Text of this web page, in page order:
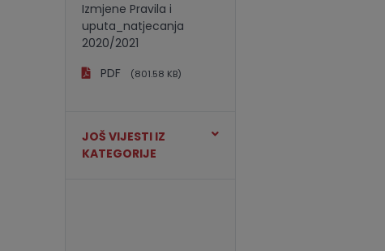
Izmjene Pravila i
uputa_natjecanja
2020/2021
PDF
(801.58 KB)
JOŠ VIJESTI IZ
KATEGORIJE